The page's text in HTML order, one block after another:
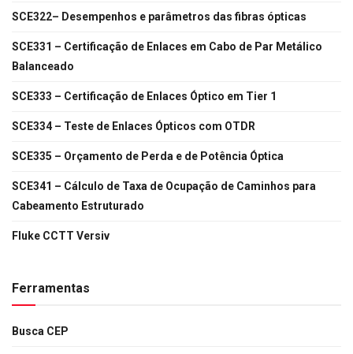
SCE322– Desempenhos e parâmetros das fibras ópticas
SCE331 – Certificação de Enlaces em Cabo de Par Metálico
Balanceado
SCE333 – Certificação de Enlaces Óptico em Tier 1
SCE334 – Teste de Enlaces Ópticos com OTDR
SCE335 – Orçamento de Perda e de Potência Óptica
SCE341 – Cálculo de Taxa de Ocupação de Caminhos para
Cabeamento Estruturado
Fluke CCTT Versiv
Ferramentas
Busca CEP